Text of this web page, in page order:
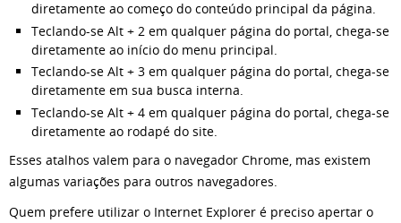
diretamente ao começo do conteúdo principal da página.
Teclando-se Alt + 2 em qualquer página do portal, chega-se
diretamente ao início do menu principal.
Teclando-se Alt + 3 em qualquer página do portal, chega-se
diretamente em sua busca interna.
Teclando-se Alt + 4 em qualquer página do portal, chega-se
diretamente ao rodapé do site.
Esses atalhos valem para o navegador Chrome, mas existem
algumas variações para outros navegadores.
Quem prefere utilizar o Internet Explorer é preciso apertar o